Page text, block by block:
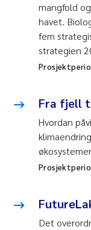
mangfold
havet.
fem
strategien
Fra fjell
Hvordan
Det